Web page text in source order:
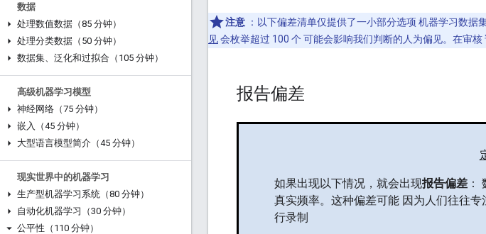
数据
处理数值数据（85 分钟）
处理分类数据（50 分钟）
数据集、泛化和过拟合（105 分钟）
高级机器学习模型
神经网络（75 分钟）
嵌入（45 分钟）
大型语言模型简介（45 分钟）
现实世界中的机器学习
生产型机器学习系统（80 分钟）
自动化机器学习（30 分钟）
公平性（110 分钟）
注意 ：以下偏差清单仅提供了一小部分选项 机器学习数据
见会枚举超过 100 个 可能会影响我们判断的人为偏见。在审
报告偏差
如果出现以下情况，就会出现报告偏差 ：
真实频率。这种偏差可能 因为人们往往
行录制